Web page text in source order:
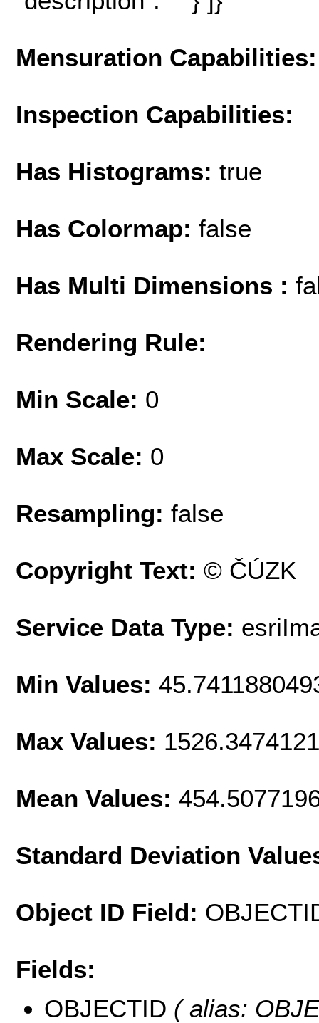
Mensuration Capabilities:
Inspection Capabilities:
Has Histograms: true
Has Colormap: false
Has Multi Dimensions :
Rendering Rule:
Min Scale: 0
Max Scale: 0
Resampling: false
Copyright Text: © ČÚZK
Service Data Type:
Min Values:
Max Values:
Mean Values:
Standard Deviation
Object ID Field:
Fields:
OBJECTID ( alias: